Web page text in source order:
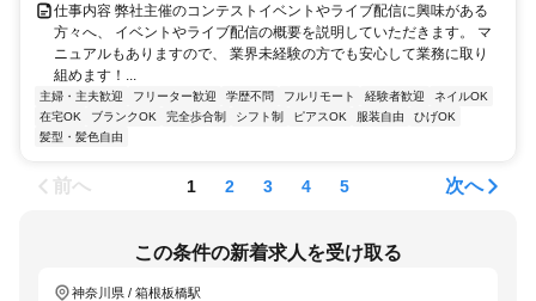
仕事内容 弊社主催のコンテストイベントやライブ配信に興味がある
方々へ、 イベントやライブ配信の概要を説明していただきます。 マ
ニュアルもありますので、 業界未経験の方でも安心して業務に取り
組めます！...
主婦・主夫歓迎 フリーター歓迎 学歴不問 フルリモート 経験者歓迎
ネイルOK
在宅OK
ブランクOK 完全歩合制 シフト制 ピアスOK 服装自由
ひげOK
髪型・髪色自由
前へ 1 2 3 4 5 次へ
この条件の新着求人を受け取る
神奈川県 / 箱根板橋駅